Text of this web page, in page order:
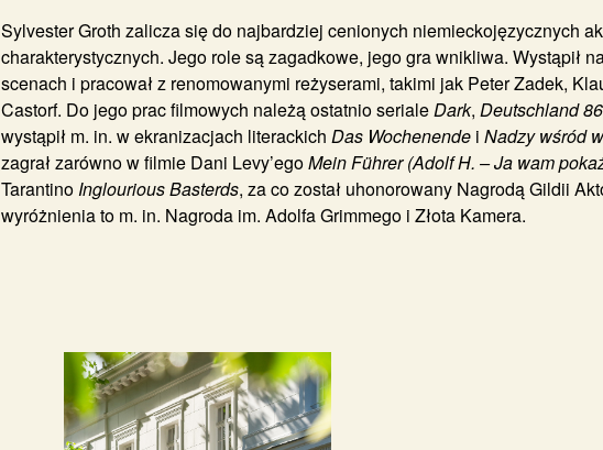
Sylvester Groth zalicza się do najbardziej cenionych niemieckojęzycznych
charakterystycznych. Jego role są zagadkowe, jego gra wnikliwa. Wystąpił
scenach i pracował z renomowanymi reżyserami, takimi jak Peter Zadek,
Castorf. Do jego prac filmowych należą ostatnio serialeDark, Deutschland 86
wystąpił m. in. w ekranizacjach literackich Das Wochenende i Nadzy wśród
zagrał zarówno w filmie Dani Levy’egoMein Führer (Adolf H. – Ja wam
TarantinoInglourious Basterds, za co został uhonorowany Nagrodą Gildii
wyróżnienia to m. in. Nagroda im. Adolfa Grimmego i Złota Kamera.